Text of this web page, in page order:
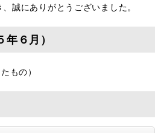
誠にありがとうございました。
６月）
もの）